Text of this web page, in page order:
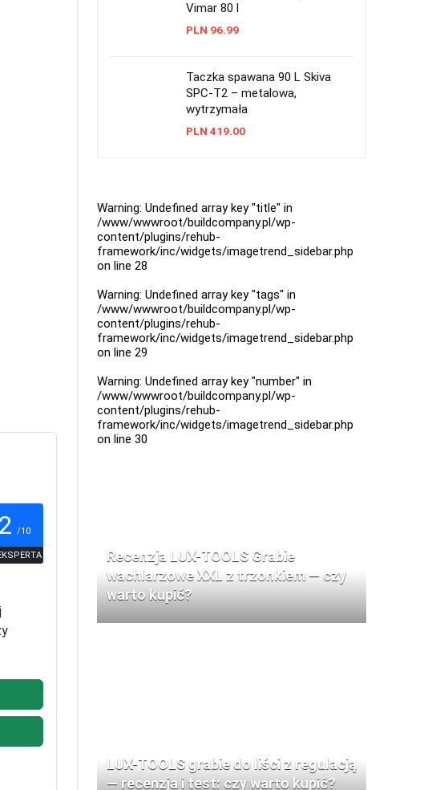
/10
Vimar 80 l
PLN 96.99
Taczka spawana 90 L Skiva
SPC-T2 – metalowa,
wytrzymała
PLN 419.00
Warning: Undefined array key "title" in
/www/wwwroot/buildcompany.pl/wp-
content/plugins/rehub-
framework/inc/widgets/imagetrend_sidebar.php
on line 28
Warning: Undefined array key "tags" in
/www/wwwroot/buildcompany.pl/wp-
content/plugins/rehub-
framework/inc/widgets/imagetrend_sidebar.php
on line 29
Warning: Undefined array key "number" in
/www/wwwroot/buildcompany.pl/wp-
content/plugins/rehub-
framework/inc/widgets/imagetrend_sidebar.php
on line 30
Recenzja LUX-TOOLS Grabie
wachlarzowe XXL z trzonkiem — czy
warto kupić?
LUX-TOOLS grabie do liści z regulacją
— recenzja i test: czy warto kupić?